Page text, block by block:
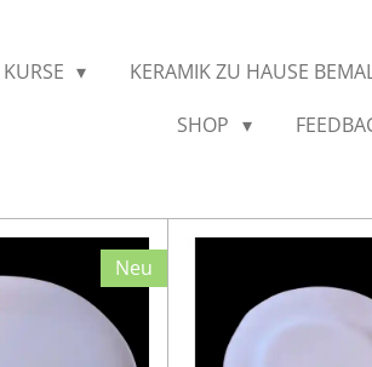
KURSE KERAMIK ZU HAUSE
SHOP
Neu